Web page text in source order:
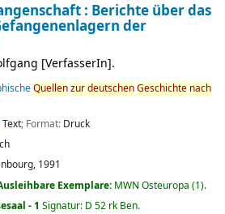
: Berichte über das
der
[VerfasserIn].
QuellenzurdeutschenGeschichte nach
Text; Format: Druck
1991
Exemplare: MWN Osteuropa (1).
- 1 Signatur: D 52 rk Ben.